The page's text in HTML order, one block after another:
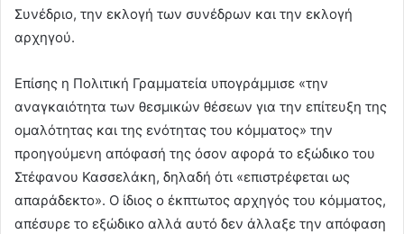
Συνέδριο, την εκλογή των συνέδρων και την εκλογή
αρχηγού.
Επίσης η Πολιτική Γραμματεία υπογράμμισε «την
αναγκαιότητα των θεσμικών θέσεων για την επίτευξη της
ομαλότητας και της ενότητας του κόμματος» την
προηγούμενη απόφασή της όσον αφορά το εξώδικο του
Στέφανου Κασσελάκη, δηλαδή ότι «επιστρέφεται ως
απαράδεκτο». Ο ίδιος ο έκπτωτος αρχηγός του κόμματος,
απέσυρε το εξώδικο αλλά αυτό δεν άλλαξε την απόφαση